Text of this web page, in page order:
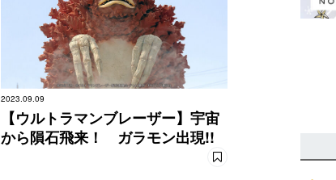
2023.09.09
【ウルトラマンブレーザー】宇宙
から隕石飛来！ ガラモン出現!!